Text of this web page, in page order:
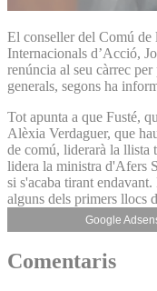
El conseller del Comú de
Internacionals d’Acció,
renúncia al seu càrrec
generals, segons ha
Tot apunta a que Fusté,
Alèxia Verdaguer, que
de comú, liderarà la llista
lidera la ministra d'Afers
si s'acaba tirant
alguns dels primers llocs
Google
Comentaris